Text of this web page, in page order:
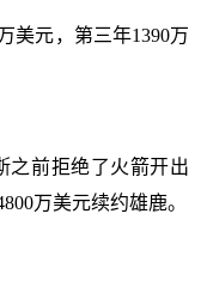
美元，第三年1390万
之前拒绝了火箭开出
万美元续约雄鹿。